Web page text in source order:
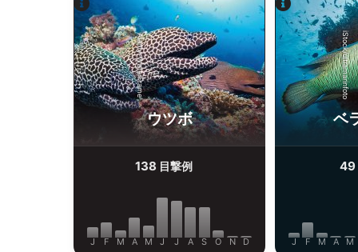
Alamy-WaterFrame
ウツボ
138 目撃例
J F M A M J J A S O N D
iStock/ultramarinfoto
ベ
49
J F M A M